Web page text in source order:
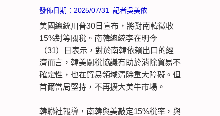
發佈日期： 2025/07/31 記者吳美依
美國總統川普30日宣布，將對南韓徵收
15%對等關稅。南韓總統李在明今
（31）日表示，對於南韓依賴出口的經
濟而言，韓美關稅協議有助於消除貿易不
確定性，也在貿易領域清除重大障礙。但
首爾當局堅持，不再擴大美牛市場。
韓聯社報導，南韓與美敲定15%稅率，與